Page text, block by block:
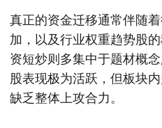
真正的资金迁移通常伴随
加，以及行业权重趋势股
资短炒则多集中于题材概
股表现极为活跃，但板块
缺乏整体上攻合力。